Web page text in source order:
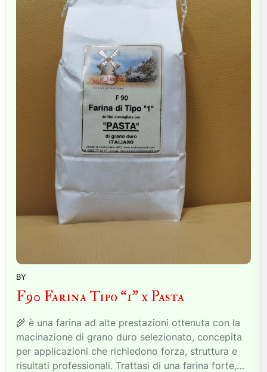
BY
F90 Farina Tipo “1” x Pasta
🌾 è una farina ad alte prestazioni ottenuta con la
macinazione di grano duro selezionato, concepita
per applicazioni che richiedono forza, struttura e
risultati professionali. Trattasi di una farina forte,…